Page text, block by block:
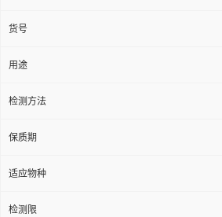
货号
用途
检测方法
保质期
适应物种
检测限